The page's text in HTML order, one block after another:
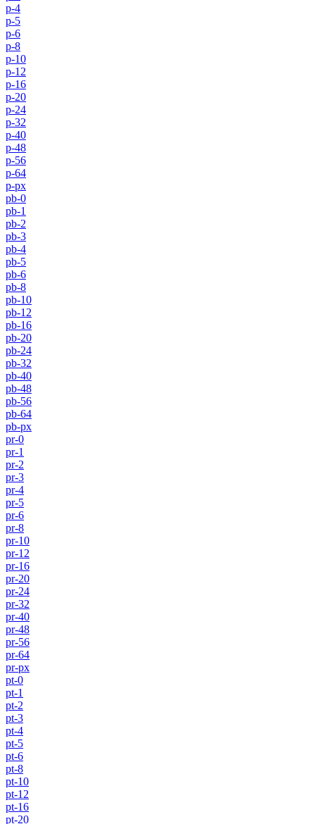
p-4
p-5
p-6
p-8
p-10
p-12
p-16
p-20
p-24
p-32
p-40
p-48
p-56
p-64
p-px
pb-0
pb-1
pb-2
pb-3
pb-4
pb-5
pb-6
pb-8
pb-10
pb-12
pb-16
pb-20
pb-24
pb-32
pb-40
pb-48
pb-56
pb-64
pb-px
pr-0
pr-1
pr-2
pr-3
pr-4
pr-5
pr-6
pr-8
pr-10
pr-12
pr-16
pr-20
pr-24
pr-32
pr-40
pr-48
pr-56
pr-64
pr-px
pt-0
pt-1
pt-2
pt-3
pt-4
pt-5
pt-6
pt-8
pt-10
pt-12
pt-16
pt-20